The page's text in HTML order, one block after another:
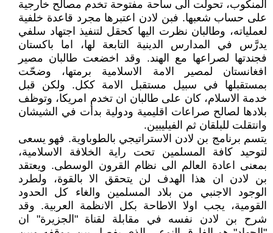
المنكوب، تحولت الى ساحة مفتوحة تخدم مصالح خارجية
على حساب شعبها. فبن لادن اعتبرها مجرد قاعدة خلفية
لعملياته، وطالبان نظرت اليها كحقل لتنفيذ اجتهاد سلفي
يدرَّس في المدارس الدينية التابعة لها، اما باكستان
فجندتها لصراعها مع الهند. وقد اخضعت طالبان مصير
افغانستان لمصير الامة الاسلامية برمتها، وضحّت
بمستقبلها في سبيل مستقبل الامة ككل. ولكن قبل
خدمة الاسلام، كان على طالبان ان تخدم امريكا، وتوظف
بلادها لصالح صراعات اقليمية ودولية بدأت في الشيشان
وانتقلت للبلقان ثم الفيليبين.
يتسم برنامج بن لادن الاستراتيجي بالطوباوية. فهو يسعى
لتوحيد كافة المسلمين تحت راية الخلافة الاسلامية،
بمعنى اعادة العالم الى نظام القرون الوسطى. ويعتقد
بن لادن ان هذا الهدف لن يتحقق الا بالقوة، ولطرد
الوجود الاجنبي من بلاد المسلمين والغاء كل الحدود
القومية، يجب اولا الاطاحة بكل الانظمة العربية. وقد
شرح بن لادن نفسه في مقابلة لقناة "الجزيرة" ان